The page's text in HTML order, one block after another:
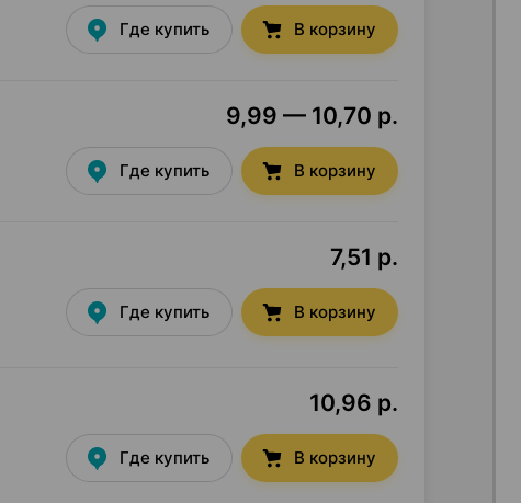
Где купить В корзину
9,99 — 10,70 р.
Где купить В корзину
7,51 р.
Где купить В корзину
10,96 р.
Где купить В корзину